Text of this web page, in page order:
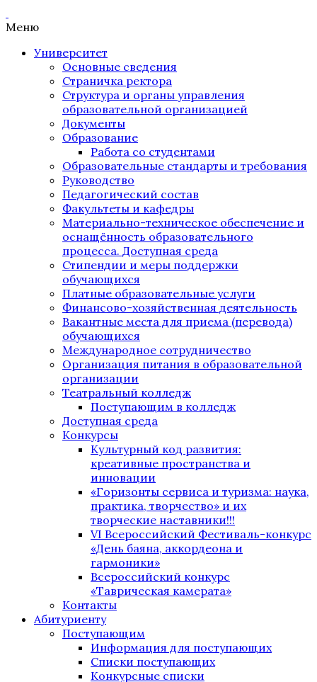
Меню
Университет
Основные сведения
Страничка ректора
Структура и органы управления
образовательной организацией
Документы
Образование
Работа со студентами
Образовательные стандарты и требования
Руководство
Педагогический состав
Факультеты и кафедры
Материально-техническое обеспечение и
оснащённость образовательного
процесса. Доступная среда
Стипендии и меры поддержки
обучающихся
Платные образовательные услуги
Финансово-хозяйственная деятельность
Вакантные места для приема (перевода)
обучающихся
Международное сотрудничество
Организация питания в образовательной
организации
Театральный колледж
Поступающим в колледж
Доступная среда
Конкурсы
Культурный код развития:
креативные пространства и
инновации
«Горизонты сервиса и туризма: наука,
практика, творчество» и их
творческие наставники!!!
VI Всероссийский Фестиваль-конкурс
«День баяна, аккордеона и
гармоники»
Всероссийский конкурс
«Таврическая камерата»
Контакты
Абитуриенту
Поступающим
Информация для поступающих
Списки поступающих
Конкурсные списки